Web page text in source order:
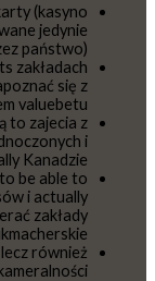
(kasyno
jedynie
państwo).
zakładach
się z
valuebetu.
to zajecia z
i
Kanadzie.
be able to
i actually
zakłady
również